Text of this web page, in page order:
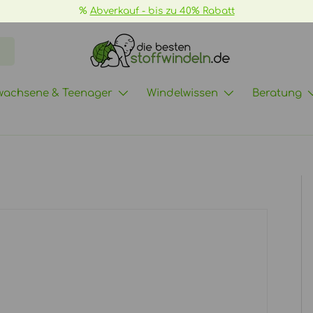
& Teenager Windelwissen Beratung